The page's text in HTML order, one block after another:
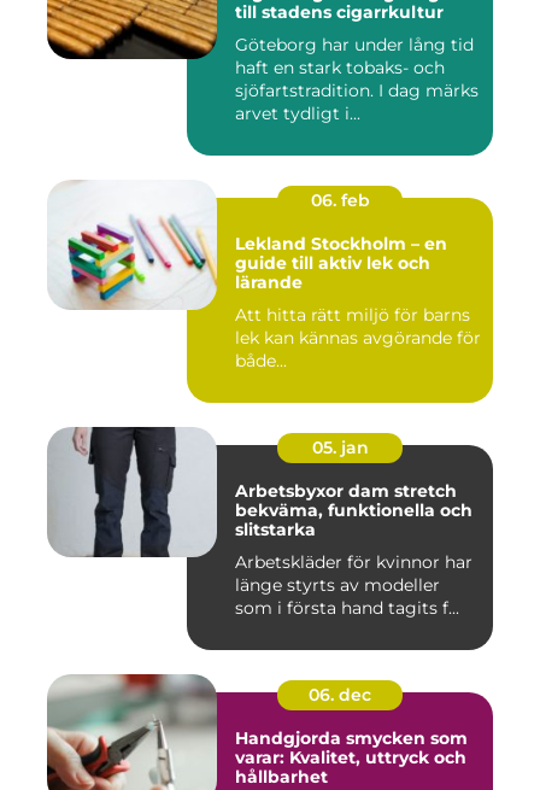
till stadens cigarrkultur
Göteborg har under lång tid
haft en stark tobaks- och
sjöfartstradition. I dag märks
arvet tydligt i...
06. feb
Lekland Stockholm – en
guide till aktiv lek och
lärande
Att hitta rätt miljö för barns
lek kan kännas avgörande för
både...
05. jan
Arbetsbyxor dam stretch
bekväma, funktionella och
slitstarka
Arbetskläder för kvinnor har
länge styrts av modeller
som i första hand tagits f...
06. dec
Handgjorda smycken som
varar: Kvalitet, uttryck och
hållbarhet